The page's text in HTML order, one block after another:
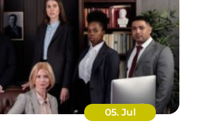
05. Jul